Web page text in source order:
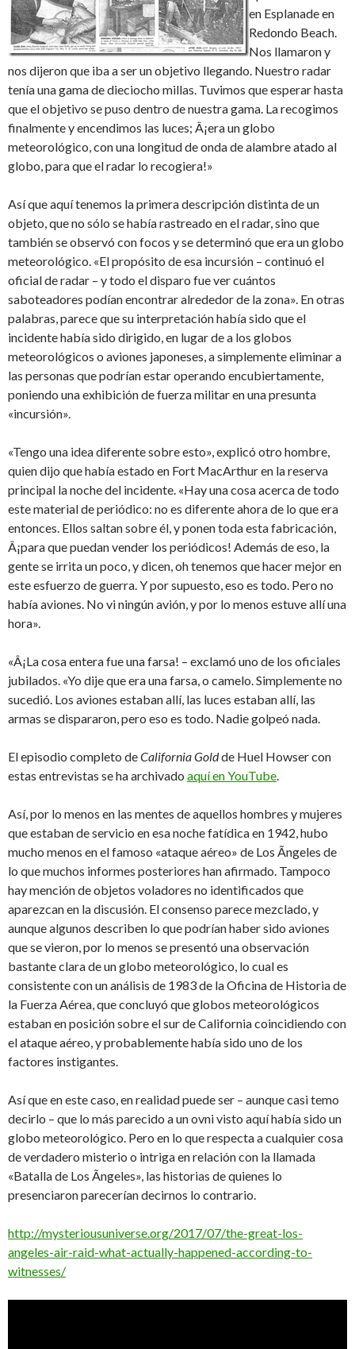
en Esplanade en
Redondo Beach.
Nos llamaron y
nos dijeron que iba a ser un objetivo llegando. Nuestro radar
tenía una gama de dieciocho millas. Tuvimos que esperar hasta
que el objetivo se puso dentro de nuestra gama. La recogimos
finalmente y encendimos las luces; Â¡era un globo
meteorológico, con una longitud de onda de alambre atado al
globo, para que el radar lo recogiera!»
Así que aquí tenemos la primera descripción distinta de un
objeto, que no sólo se había rastreado en el radar, sino que
también se observó con focos y se determinó que era un globo
meteorológico. «El propósito de esa incursión – continuó el
oficial de radar – y todo el disparo fue ver cuántos
saboteadores podían encontrar alrededor de la zona». En otras
palabras, parece que su interpretación había sido que el
incidente había sido dirigido, en lugar de a los globos
meteorológicos o aviones japoneses, a simplemente eliminar a
las personas que podrían estar operando encubiertamente,
poniendo una exhibición de fuerza militar en una presunta
«incursión».
«Tengo una idea diferente sobre esto», explicó otro hombre,
quien dijo que había estado en Fort MacArthur en la reserva
principal la noche del incidente. «Hay una cosa acerca de todo
este material de periódico: no es diferente ahora de lo que era
entonces. Ellos saltan sobre él, y ponen toda esta fabricación,
Â¡para que puedan vender los periódicos! Además de eso, la
gente se irrita un poco, y dicen, oh tenemos que hacer mejor en
este esfuerzo de guerra. Y por supuesto, eso es todo. Pero no
había aviones. No vi ningún avión, y por lo menos estuve allí una
hora».
«Â¡La cosa entera fue una farsa! – exclamó uno de los oficiales
jubilados. «Yo dije que era una farsa, o camelo. Simplemente no
sucedió. Los aviones estaban allí, las luces estaban allí, las
armas se dispararon, pero eso es todo. Nadie golpeó nada.
El episodio completo deCalifornia Goldde Huel Howser con
estas entrevistas se ha archivado aquí en YouTube.
Así, por lo menos en las mentes de aquellos hombres y mujeres
que estaban de servicio en esa noche fatídica en 1942, hubo
mucho menos en el famoso «ataque aéreo» de Los Ãngeles de
lo que muchos informes posteriores han afirmado. Tampoco
hay mención de objetos voladores no identificados que
aparezcan en la discusión. El consenso parece mezclado, y
aunque algunos describen lo que podrían haber sido aviones
que se vieron, por lo menos se presentó una observación
bastante clara de un globo meteorológico, lo cual es
consistente con un análisis de 1983 de la Oficina de Historia de
la Fuerza Aérea, que concluyó que globos meteorológicos
estaban en posición sobre el sur de California coincidiendo con
el ataque aéreo, y probablemente había sido uno de los
factores instigantes.
Así que en este caso, en realidad puede ser – aunque casi temo
decirlo – que lo más parecido a un ovni visto aquí había sido un
globo meteorológico. Pero en lo que respecta a cualquier cosa
de verdadero misterio o intriga en relación con la llamada
«Batalla de Los Ãngeles», las historias de quienes lo
presenciaron parecerían decirnos lo contrario.
http://mysteriousuniverse.org/2017/07/the-great-los-
angeles-air-raid-what-actually-happened-according-to-
witnesses/